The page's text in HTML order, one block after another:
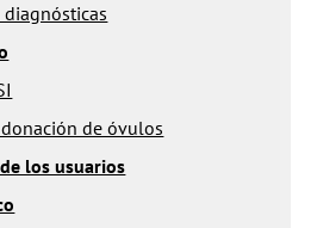
diagnósticas
de óvulos
los usuarios